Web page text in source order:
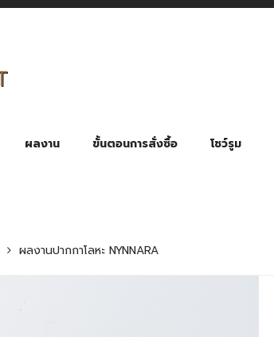
ผลงาน ขั้นตอนการสั่งซื้อ โชว์รูม
ผลงานปากกาโลหะ NYNNARA